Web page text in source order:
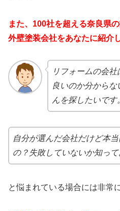
また、100社を超える奈良県
外壁塗装会社をあなたに紹介
リフォームの会
良いのか分から
んを探したいです
自分が選んだ会社だけど本
の？失敗していないか知って
と悩まれている場合には非常